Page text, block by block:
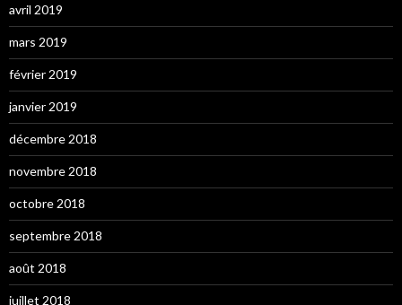
avril 2019
mars 2019
février 2019
janvier 2019
décembre 2018
novembre 2018
octobre 2018
septembre 2018
août 2018
juillet 2018